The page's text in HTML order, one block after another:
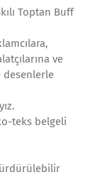
Toptan Buff
ve
desenlerle
teks belgeli